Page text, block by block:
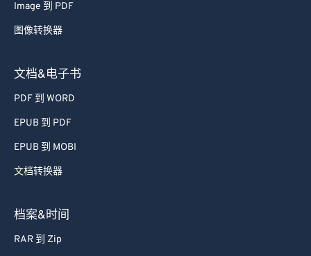
Image 到 PDF
图像转换器
文档&电子书
PDF 到 WORD
EPUB 到 PDF
EPUB 到 MOBI
文档转换器
档案&时间
RAR 到 Zip